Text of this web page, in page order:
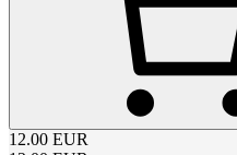
12.00 EUR